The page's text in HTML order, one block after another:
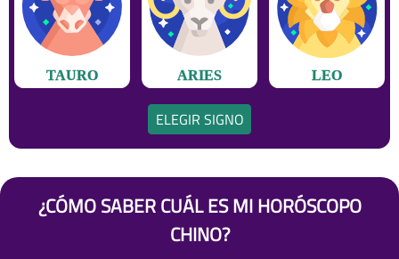
TAURO ARIES LEO
ELEGIR SIGNO
¿CÓMO SABER CUÁL ES MI HORÓSCOPO
CHINO?